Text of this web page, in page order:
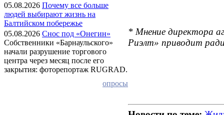
05.08.2026 Почему все больше
людей выбирают жизнь на
Балтийском побережье
05.08.2026 Снос под «Онегин»
Собственники «Барнаульского»
начали разрушение торгового
центра через месяц после его
закрытия: фоторепортаж RUGRAD.
опросы
* Мнение директора
Риэлт» приводит